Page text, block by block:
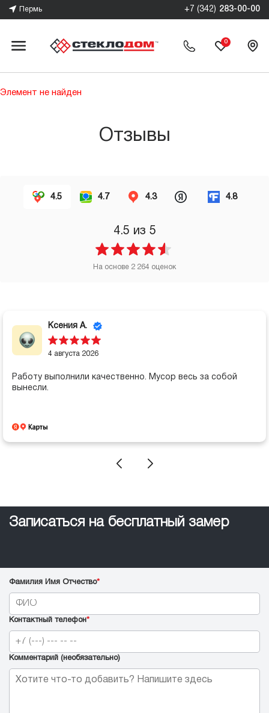
Пермь +7 (342) 283-00-00
0
Элемент не найден
Отзывы
4.5 4.7 4.3 4.8
4.5 из 5
На основе 2 264 оценок
Ксения А.
4 августа 2026
Работу выполнили качественно. Мусор весь за собой
вынесли.
Записаться на бесплатный замер
Фамилия Имя Отчество*
Контактный телефон*
Комментарий (необязательно)